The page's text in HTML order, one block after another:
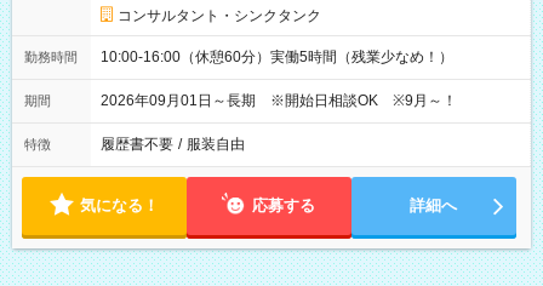
コンサルタント・シンクタンク
勤務時間 10:00-16:00（休憩60分）実働5時間（残業少なめ！）
期間 2026年09月01日～長期 ※開始日相談OK ※9月～！
特徴 履歴書不要 / 服装自由
気になる！ 応募する 詳細へ